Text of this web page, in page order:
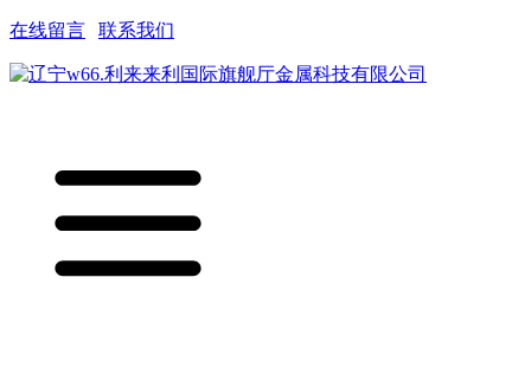
在线留言 联系我们